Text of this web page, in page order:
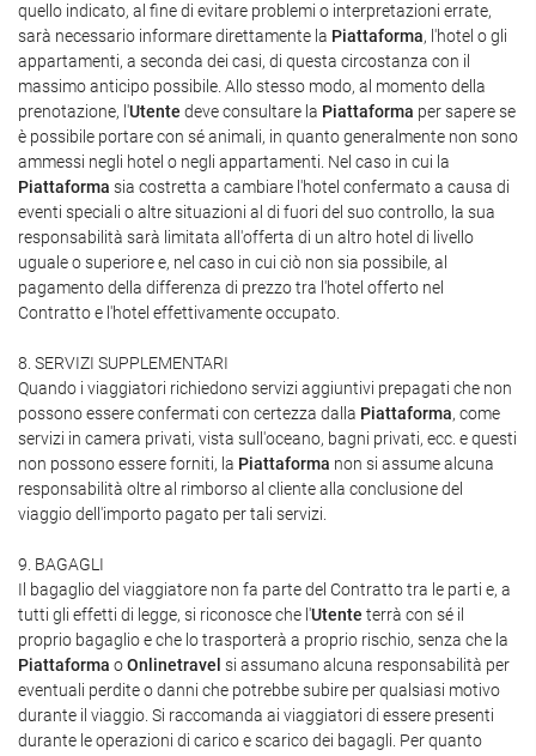
quello indicato, al fine di evitare problemi o interpretazioni errate,
sarà necessario informare direttamente la Piattaforma, l'hotel o gli
appartamenti, a seconda dei casi, di questa circostanza con il
massimo anticipo possibile. Allo stesso modo, al momento della
prenotazione, l'Utente deve consultare la Piattaforma per sapere se
è possibile portare con sé animali, in quanto generalmente non sono
ammessi negli hotel o negli appartamenti. Nel caso in cui la
Piattaforma sia costretta a cambiare l'hotel confermato a causa di
eventi speciali o altre situazioni al di fuori del suo controllo, la sua
responsabilità sarà limitata all'offerta di un altro hotel di livello
uguale o superiore e, nel caso in cui ciò non sia possibile, al
pagamento della differenza di prezzo tra l'hotel offerto nel
Contratto e l'hotel effettivamente occupato.
8. SERVIZI SUPPLEMENTARI
Quando i viaggiatori richiedono servizi aggiuntivi prepagati che non
possono essere confermati con certezza dalla Piattaforma, come
servizi in camera privati, vista sull'oceano, bagni privati, ecc. e questi
non possono essere forniti, la Piattaforma non si assume alcuna
responsabilità oltre al rimborso al cliente alla conclusione del
viaggio dell'importo pagato per tali servizi.
9. BAGAGLI
Il bagaglio del viaggiatore non fa parte del Contratto tra le parti e, a
tutti gli effetti di legge, si riconosce che l'Utente terrà con sé il
proprio bagaglio e che lo trasporterà a proprio rischio, senza che la
Piattaforma oOnlinetravel si assumano alcuna responsabilità per
eventuali perdite o danni che potrebbe subire per qualsiasi motivo
durante il viaggio. Si raccomanda ai viaggiatori di essere presenti
durante le operazioni di carico e scarico dei bagagli. Per quanto